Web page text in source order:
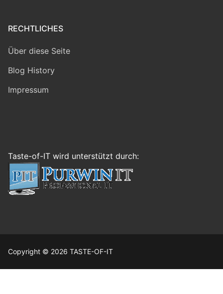
RECHTLICHES
Über diese Seite
Blog History
Impressum
Taste-of-IT wird unterstützt durch:
Copyright © 2026 TASTE-OF-IT